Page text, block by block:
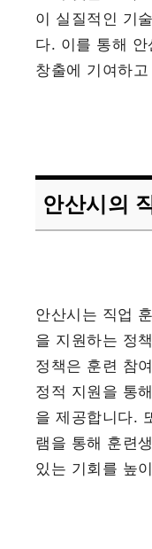
이 실질적인 기
다. 이를 통해
창출에 기여하
안산시의
안산시는 직업
을 지원하는 정
정책은 훈련 참
정적 지원을 통
을 제공합니다.
램을 통해 훈련
있는 기회를 높